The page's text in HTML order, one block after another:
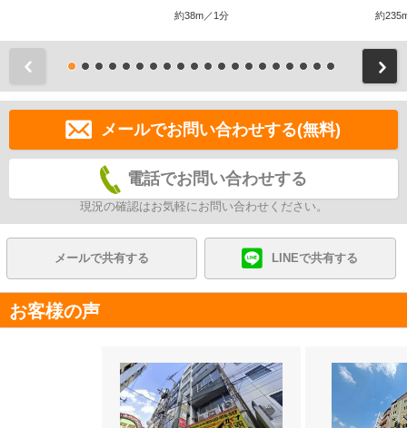
約38m／1分 約
メールでお問い合わせする(無料)
電話でお問い合わせする
現況の確認はお気軽にお問い合わせください。
メールで共有する LINEで共有する
お客様の声